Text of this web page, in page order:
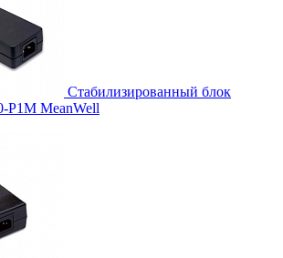
Стабилизированный блок
P1M MeanWell